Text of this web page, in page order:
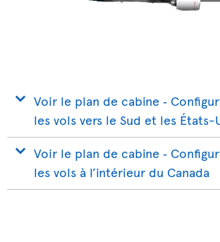
Voir le plan de cabine ‐
les vols vers le Sud et les États-
Voir le plan de cabine ‐
les vols à l’intérieur du Canada